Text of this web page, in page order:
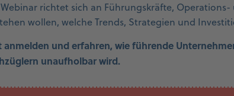
Webinar richtet sich an Führungskräfte,
wollen, welche Trends, Strategien und
anmelden und erfahren, wie führende
unaufholbar wird.